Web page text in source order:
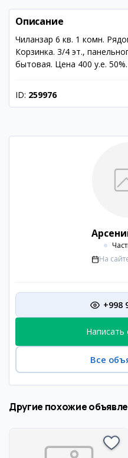
Описание
Чиланзар 6 кв. 1 комн.
Корзинка. 3/4 эт.,
бытовая. Цена 400 у.е. 50%.
ID: 259976
На
+998
Написать
Все
Другие похожие